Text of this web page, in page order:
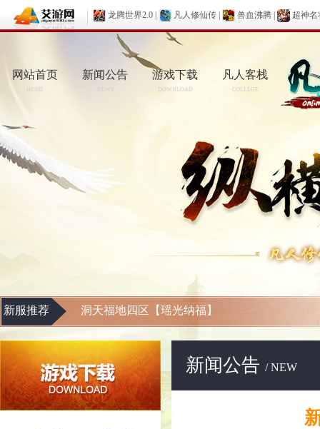
龙腾世界2.0 凡人修仙传 兽血沸腾 超神名
网站首页
HOME
新闻公告
NEWS
游戏下载
DOWNLOAD
凡人客栈
COLLEGE
新服推荐 洞天福地四区【瑶光纳福】
新闻公告 / NEW